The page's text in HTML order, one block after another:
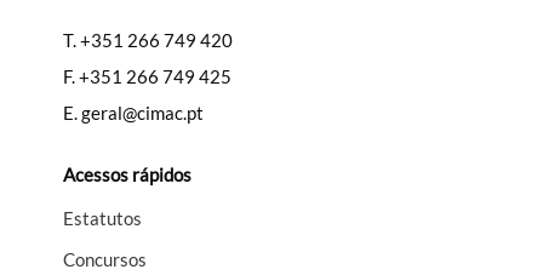
T.+351 266 749 420
F.+351 266 749 425
E.geral@cimac.pt
Acessos rápidos
Estatutos
Concursos